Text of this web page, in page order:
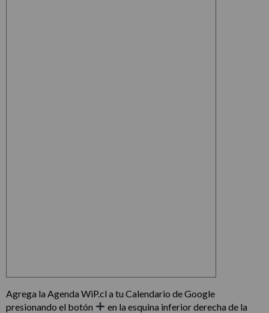
Agrega la Agenda WiP.cl a tu Calendario de Google
presionando el botón
en la esquina inferior derecha de la